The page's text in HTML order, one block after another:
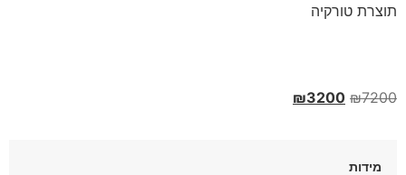
תוצרת טורקיה
₪7200
₪3200
מידות